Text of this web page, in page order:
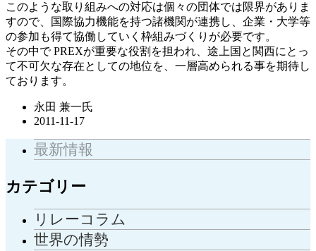
このような取り組みへの対応は個々の団体では限界がありま
すので、国際協力機能を持つ諸機関が連携し、企業・大学等
の参加も得て協働していく枠組みづくりが必要です。
その中で PREXが重要な役割を担われ、途上国と関西にとっ
て不可欠な存在としての地位を、一層高められる事を期待し
ております。
永田 兼一氏
2011-11-17
最新情報
カテゴリー
リレーコラム
世界の情勢